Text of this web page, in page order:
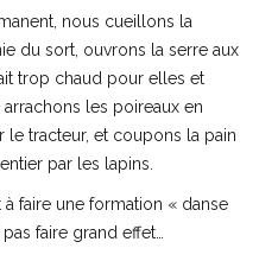
nous cueillons la
du sort, ouvrons la serre aux
trop chaud pour elles et
les poireaux en
tracteur, et coupons la pain
par les lapins.
faire une formation « danse
faire grand effet…